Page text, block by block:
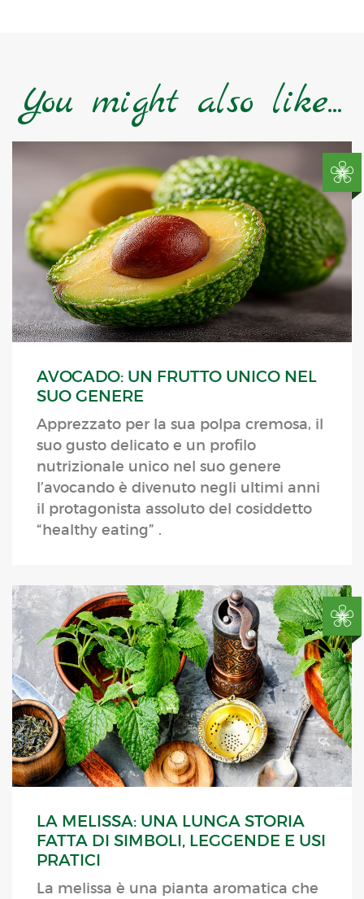
You might also like...
AVOCADO: UN FRUTTO UNICO NEL
SUO GENERE
Apprezzato per la sua polpa cremosa, il
suo gusto delicato e un profilo
nutrizionale unico nel suo genere
l’avocando è divenuto negli ultimi anni
il protagonista assoluto del cosiddetto
“healthy eating” .
LA MELISSA: UNA LUNGA STORIA
FATTA DI SIMBOLI, LEGGENDE E USI
PRATICI
La melissa è una pianta aromatica che